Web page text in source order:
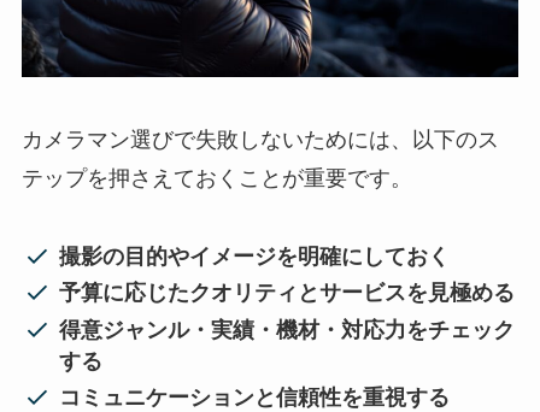
カメラマン選びで失敗しないためには、以下のス
テップを押さえておくことが重要です。
撮影の目的やイメージを明確にしておく
予算に応じたクオリティとサービスを見極める
得意ジャンル・実績・機材・対応力をチェック
する
コミュニケーションと信頼性を重視する